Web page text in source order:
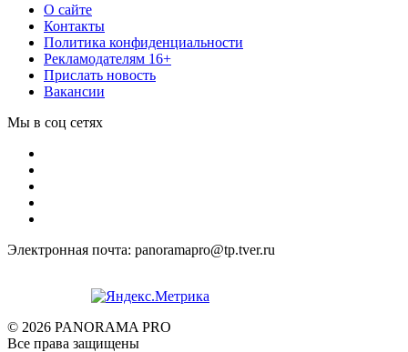
О сайте
Контакты
Политика конфиденциальности
Рекламодателям 16+
Прислать новость
Вакансии
Мы в соц сетях
Электронная почта: panoramapro@tp.tver.ru
© 2026 PANORAMA PRO
Все права защищены